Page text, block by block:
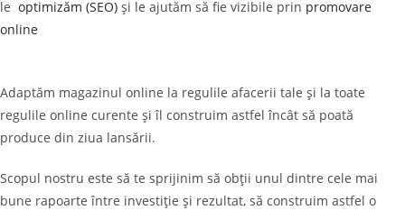
le optimizăm (SEO) și le ajutăm să fie vizibile prin promovare
online
Adaptăm magazinul online la regulile afacerii tale și la toate
regulile online curente și îl construim astfel încât să poată
produce din ziua lansării.
Scopul nostru este să te sprijinim să obții unul dintre cele mai
bune rapoarte între investiție și rezultat, să construim astfel o